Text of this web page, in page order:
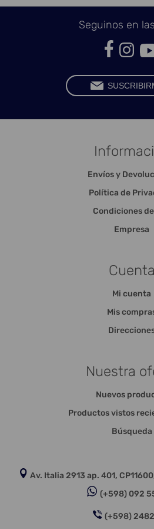
Seguinos en
Envíos y
Política de
Condiciones
Empresa
Cuenta
Mi cuenta
Mis
Nuestra
Nuevos
Productos vistos
Búsqueda
Av. Italia 2913 ap. 401,
(+598) 092
(+598) 2482